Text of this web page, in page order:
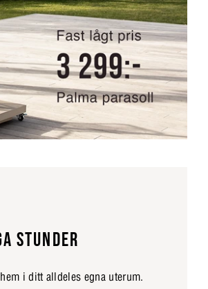
STUNDER
i ditt alldeles egna uterum.